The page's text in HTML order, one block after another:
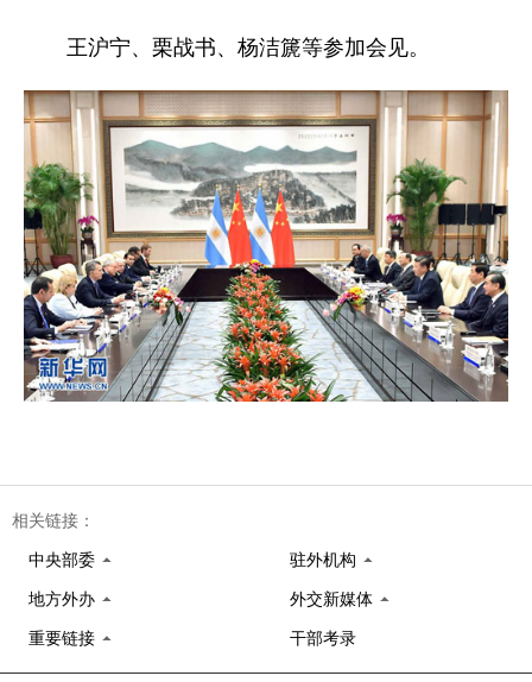
王沪宁、栗战书、杨洁篪等参加会见。
相关链接：
中央部委 驻外机构
地方外办 外交新媒体
重要链接 干部考录